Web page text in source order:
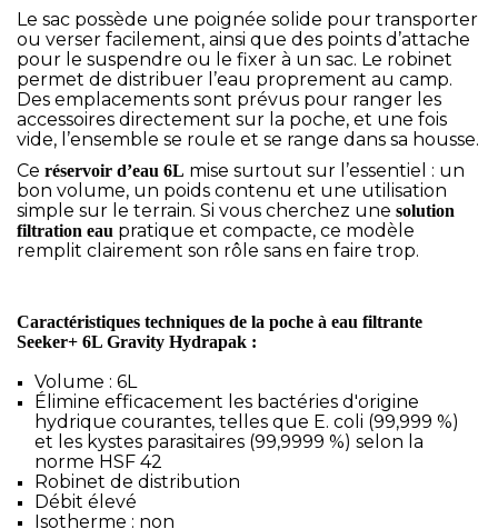
Le sac possède une poignée solide pour transporter
ou verser facilement, ainsi que des points d’attache
pour le suspendre ou le fixer à un sac. Le robinet
permet de distribuer l’eau proprement au camp.
Des emplacements sont prévus pour ranger les
accessoires directement sur la poche, et une fois
vide, l’ensemble se roule et se range dans sa housse.
Ce réservoir d’eau 6L mise surtout sur l’essentiel : un
bon volume, un poids contenu et une utilisation
simple sur le terrain. Si vous cherchez une solution
filtration eau pratique et compacte, ce modèle
remplit clairement son rôle sans en faire trop.
Caractéristiques techniques de la poche à eau filtrante
Seeker+ 6L Gravity Hydrapak :
Volume : 6L
Élimine efficacement les bactéries d'origine
hydrique courantes, telles que E. coli (99,999 %)
et les kystes parasitaires (99,9999 %) selon la
norme HSF 42
Robinet de distribution
Débit élevé
Isotherme : non